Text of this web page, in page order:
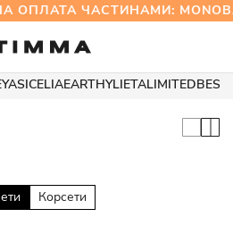
ОПЛАТА ЧАСТИНАМИ:
SICELIAEARTHYLIETALIMITED
Корсети